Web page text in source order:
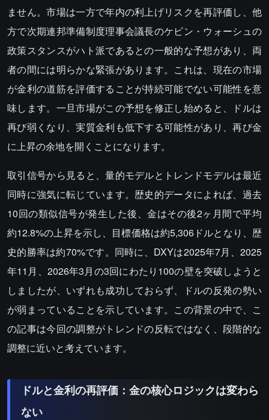
ません。市場は一方で年内の利上げリスクを再評価し、他
方で次期連邦準備制度理事会議長のケビン・ウォーシュの
政策スタンスがハト派であるとの一般的な予想があり、両
者の間には明らかな緊張があります。これは、現在の市場
が金利の道筋を評価することが持続可能でない可能性を意
味します。一旦市場がこの予想を修正し始めると、ドルは
再び弱くなり、実質金利も低下する可能性があり、再び金
に上昇の余地を開くことになります。
取引信号から見ると、量的モデルとトレンドモデルは最近
同時に強気に転じています。歴史的データによれば、過去
10回の類似信号が発生した後、金はその後2ヶ月間で平均
約12.8%の上昇を示し、目標価格は約5,306ドルとなり、歴
史的勝率は約70%です。同時に、DXYは2025年7月、2025
年11月、2026年3月の3回にわたり100の壁を突破しようと
しましたが、いずれも成功しておらず、ドルの反発の勢い
が弱まっていることを示しています。この背景の中で、こ
の記事は今回の調整がトレンドの反転ではなく、段階的な
調整に近いと考えています。
ドルと金利の再評価：金の核心ロジックは変わら
ない